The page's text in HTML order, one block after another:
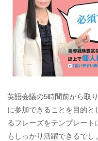
英語会議の5時間前から取
に参加できることを目的と
るフレーズをテンプレー
もしっかり活躍できるで